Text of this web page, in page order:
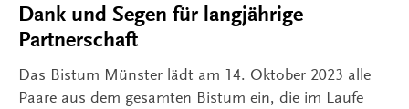
Dank und Segen für langjährige
Partnerschaft
Das Bistum Münster lädt am 14. Oktober 2023 alle
Paare aus dem gesamten Bistum ein, die im Laufe